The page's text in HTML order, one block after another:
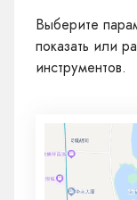
Выберите
показать или
инструментов.